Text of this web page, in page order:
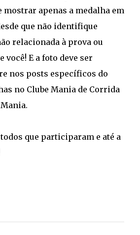
mostrar apenas a medalha em
que não identifique
relacionada à prova ou
você! E a foto deve ser
nos posts específicos do
no Clube Mania de Corrida
que participaram e até a